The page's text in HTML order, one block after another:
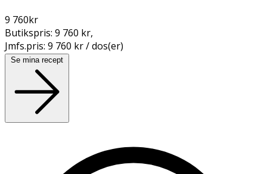
9 760kr
Butikspris: 9 760 kr,
Jmfs.pris: 9 760 kr / dos(er)
Se mina recept